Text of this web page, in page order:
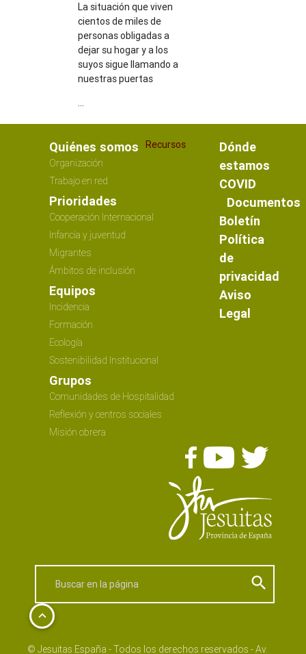
La situación que viven
cientos de miles de
personas obligadas a
dejar su hogar y a los
suyos sigue llamando a
nuestras puertas
...
Quiénes somos
Organización
Trabajo en red
Recursos
Prioridades
Cooperación Internacional
Infancia y juventud
Migrantes
Ámbitos de inclusión
Equipos
Incidencia
Formación
Ecología
Sostenibilidad Institucional
Grupos
Comunidades de Hospitalidad
Reflexión y centros sociales
Misión obrera
Dónde
estamos
COVID
Documentos
Boletín
Política
de
privacidad
Aviso
Legal
search
keyboard_arrow_up
© Jesuitas España - Todos los derechos reservados - Av.